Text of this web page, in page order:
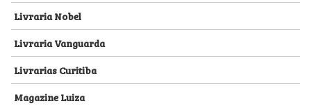
Livraria Nobel
Livraria Vanguarda
Livrarias Curitiba
Magazine Luiza